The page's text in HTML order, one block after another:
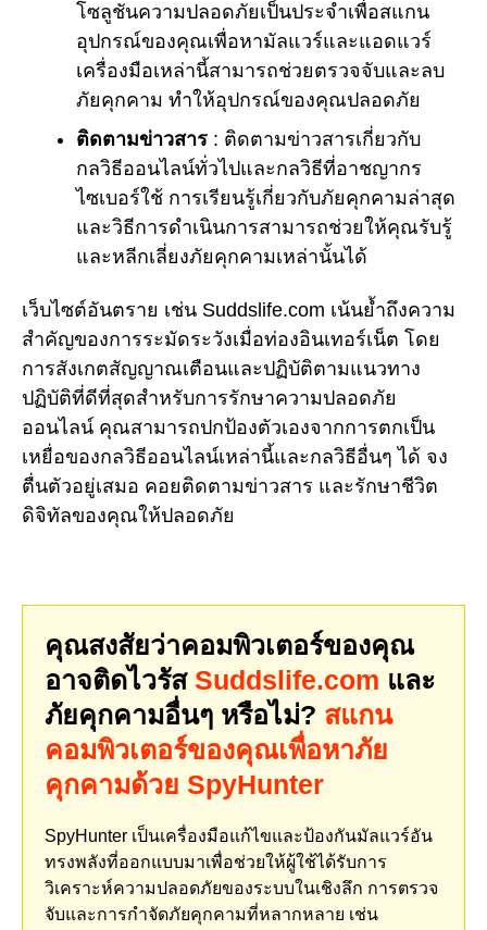
โซลูชันความปลอดภัยเป็นประจำเพื่อสแกน
อุปกรณ์ของคุณเพื่อหามัลแวร์และแอดแวร์
เครื่องมือเหล่านี้สามารถช่วยตรวจจับและลบ
ภัยคุกคาม ทำให้อุปกรณ์ของคุณปลอดภัย
ติดตามข่าวสาร : ติดตามข่าวสารเกี่ยวกับ
กลวิธีออนไลน์ทั่วไปและกลวิธีที่อาชญากร
ไซเบอร์ใช้ การเรียนรู้เกี่ยวกับภัยคุกคามล่าสุด
และวิธีการดำเนินการสามารถช่วยให้คุณรับรู้
และหลีกเลี่ยงภัยคุกคามเหล่านั้นได้
เว็บไซต์อันตราย เช่น Suddslife.com เน้นย้ำถึงความ
สำคัญของการระมัดระวังเมื่อท่องอินเทอร์เน็ต โดย
การสังเกตสัญญาณเตือนและปฏิบัติตามแนวทาง
ปฏิบัติที่ดีที่สุดสำหรับการรักษาความปลอดภัย
ออนไลน์ คุณสามารถปกป้องตัวเองจากการตกเป็น
เหยื่อของกลวิธีออนไลน์เหล่านี้และกลวิธีอื่นๆ ได้ จง
ตื่นตัวอยู่เสมอ คอยติดตามข่าวสาร และรักษาชีวิต
ดิจิทัลของคุณให้ปลอดภัย
คุณสงสัยว่าคอมพิวเตอร์ของคุณ
อาจติดไวรัส Suddslife.com และ
ภัยคุกคามอื่นๆ หรือไม่? สแกน
คอมพิวเตอร์ของคุณเพื่อหาภัย
คุกคามด้วย SpyHunter
SpyHunter เป็นเครื่องมือแก้ไขและป้องกันมัลแวร์อัน
ทรงพลังที่ออกแบบมาเพื่อช่วยให้ผู้ใช้ได้รับการ
วิเคราะห์ความปลอดภัยของระบบในเชิงลึก การตรวจ
จับและการกำจัดภัยคุกคามที่หลากหลาย เช่น